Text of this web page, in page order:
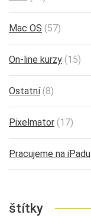
Mac OS (57)
On-line kurzy (15)
Ostatní(8)
Pixelmator (17)
Pracujeme na iPadu
štítky